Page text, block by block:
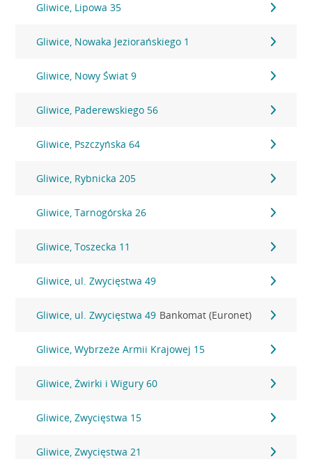
Gliwice, Lipowa 35
Gliwice, Nowaka Jeziorańskiego 1
Gliwice, Nowy Świat 9
Gliwice, Paderewskiego 56
Gliwice, Pszczyńska 64
Gliwice, Rybnicka 205
Gliwice, Tarnogórska 26
Gliwice, Toszecka 11
Gliwice, ul. Zwycięstwa 49
Gliwice, ul. Zwycięstwa 49 Bankomat (Euronet)
Gliwice, Wybrzeże Armii Krajowej 15
Gliwice, Żwirki i Wigury 60
Gliwice, Zwycięstwa 15
Gliwice, Zwycięstwa 21